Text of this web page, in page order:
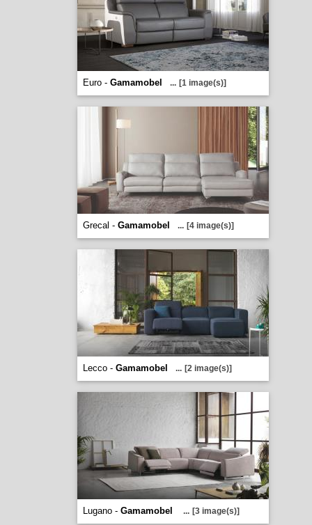
Euro - Gamamobel ... [1 image(s)]
Grecal - Gamamobel ... [4 image(s)]
Lecco - Gamamobel ... [2 image(s)]
Lugano - Gamamobel ... [3 image(s)]